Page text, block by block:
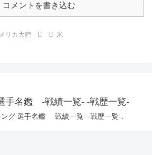
コメントを書き込む
リカ大陸 米
手名鑑 -戦績一覧- -戦歴一覧-
グ 選手名鑑 -戦績一覧- -戦歴一覧-.